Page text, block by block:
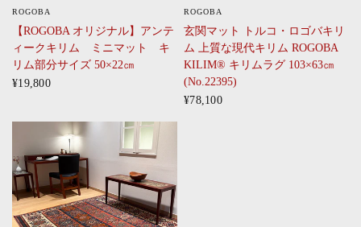
ROGOBA
【ROGOBA オリジナル】アンテ
ィークキリム ミニマット キ
リム部分サイズ 50×22㎝
¥19,800
ROGOBA
玄関マット トルコ・ロゴバキリ
ム 上質な現代キリム ROGOBA
KILIM® キリムラグ 103×63㎝
(No.22395)
¥78,100